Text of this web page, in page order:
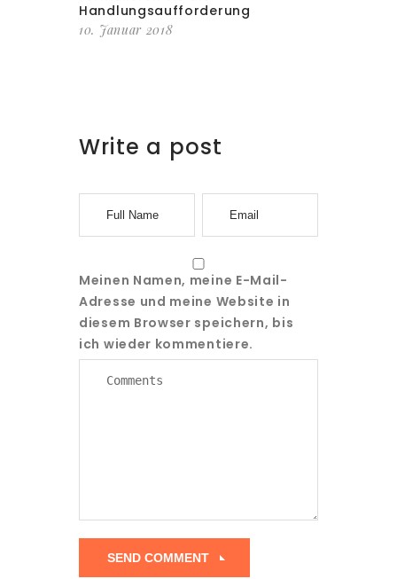
Handlungsaufforderung
10. Januar 2018
Write a post
Meinen Namen, meine E-Mail-
Adresse und meine Website in
diesem Browser speichern, bis
ich wieder kommentiere.